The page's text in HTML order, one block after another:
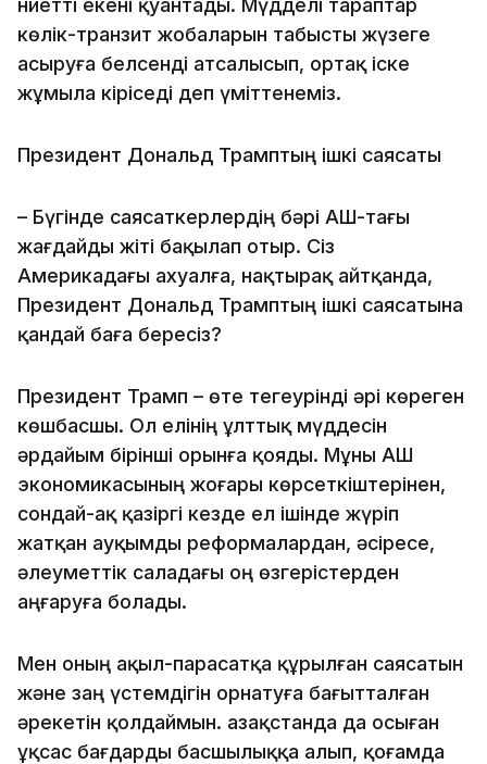
ниетті екені қуантады. Мүдделі тараптар
көлік-транзит жобаларын табысты жүзеге
асыруға белсенді атсалысып, ортақ іске
жұмыла кіріседі деп үміттенеміз.
Президент Дональд Трамптың ішкі саясаты
– Бүгінде саясаткерлердің бәрі АҚШ-тағы
жағдайды жіті бақылап отыр. Сіз
Америкадағы ахуалға, нақтырақ айтқанда,
Президент Дональд Трамптың ішкі саясатына
қандай баға бересіз?
Президент Трамп – өте тегеурінді әрі көреген
көшбасшы. Ол елінің ұлттық мүддесін
әрдайым бірінші орынға қояды. Мұны АҚШ
экономикасының жоғары көрсеткіштерінен,
сондай-ақ қазіргі кезде ел ішінде жүріп
жатқан ауқымды реформалардан, әсіресе,
әлеуметтік саладағы оң өзгерістерден
аңғаруға болады.
Мен оның ақыл-парасатқа құрылған саясатын
және заң үстемдігін орнатуға бағытталған
әрекетін қолдаймын. Қазақстанда да осыған
ұқсас бағдарды басшылыққа алып, қоғамда